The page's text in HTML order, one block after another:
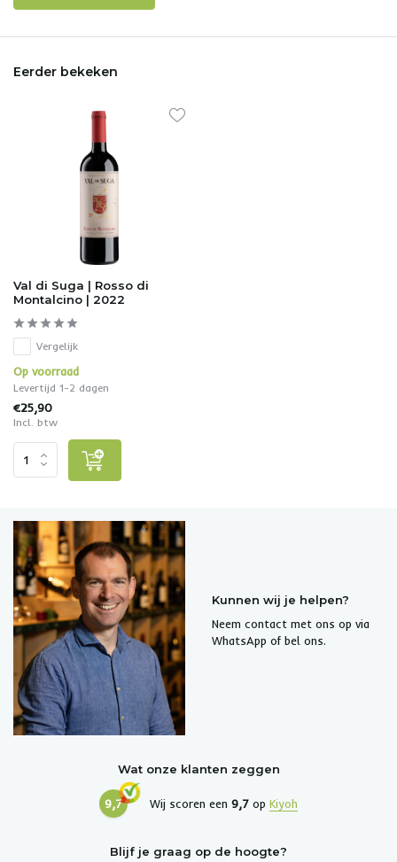
Eerder bekeken
Val di Suga | Rosso di
Montalcino | 2022
Vergelijk
Op voorraad
Levertijd 1-2 dagen
€25,90
Incl. btw
Kunnen wij je helpen?
Neem contact met ons op via
WhatsApp of bel ons.
Wat onze klanten zeggen
9,7 Wij scoren een 9,7 op Kiyoh
Blijf je graag op de hoogte?